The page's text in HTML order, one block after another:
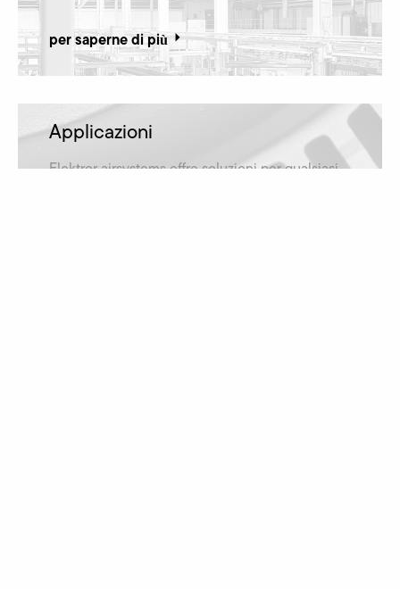
per saperne di più
Applicazioni
Elektror airsystems offre soluzioni per qualsiasi